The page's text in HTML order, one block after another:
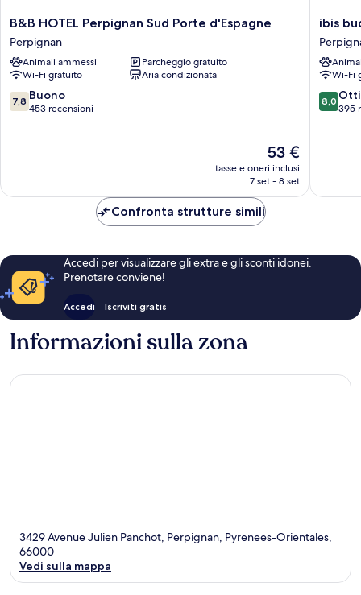
B&B
HOTEL
Perpignan
Sud
Porte
d'Espagne
Perpignan
B&B HOTEL Perpignan Sud Porte d'Espagne
Perpignan
Animali ammessi
Parcheggio gratuito
Wi-Fi gratuito
Aria condizionata
7.8
su
7,8 Buono
453 recensioni
Il
prezzo
attuale
53 €
tasse e oneri inclusi
7 set - 8 set
ibis
budget
Sud
ibis
Wi-Fi
8.0
su
8,0
395
Confronta strutture simili
Accedi per visualizzare gli extra e gli sconti idonei.
Prenotare conviene!
Accedi Iscriviti gratis
Informazioni sulla zona
3429 Avenue Julien Panchot, Perpignan, Pyrenees-Orientales,
66000
Vedi sulla mappa